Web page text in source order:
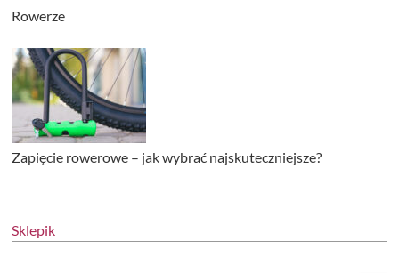
Rowerze
Zapięcie rowerowe – jak wybrać najskuteczniejsze?
Sklepik